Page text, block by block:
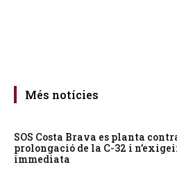
Més notícies
SOS Costa Brava es planta
prolongació de la C-32 i
immediata